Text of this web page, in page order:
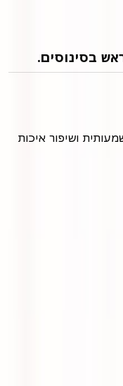
בסינוסים.